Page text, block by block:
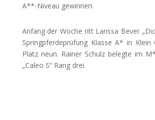
A**-Niveau gewinnen.
Anfang der Woche ritt Larissa Bever
Springpferdeprüfung Klasse A* in
Platz neun. Rainer Schulz belegte im
„Caleo S“ Rang drei.